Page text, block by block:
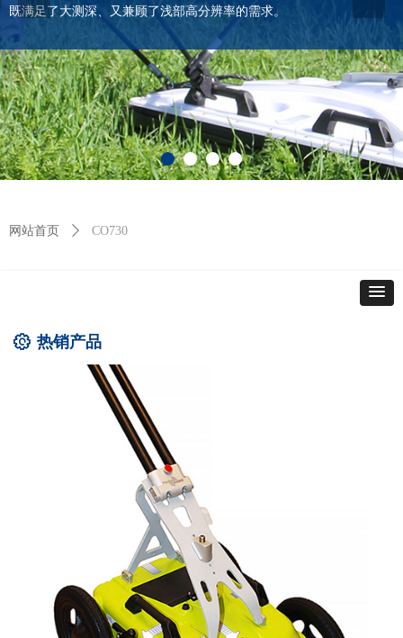
网站首页 ꄲ CO730
同时得到双频天线的数据，支持数据高速采集传输。
ꂉ 热销产品